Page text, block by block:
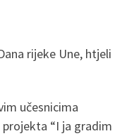
rijeke Une, htjeli
učesnicima
“I ja gradim